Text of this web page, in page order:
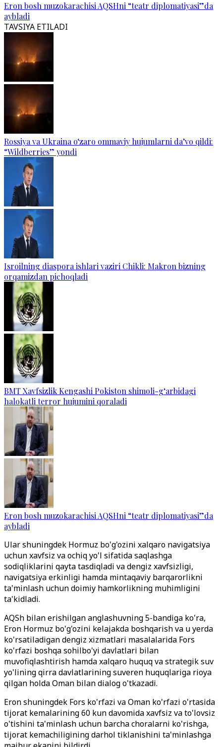
Eron bosh muzokarachisi AQSHni “teatr diplomatiyasi”da
aybladi
TAVSIYA ETILADI
Rossiya va Ukraina o‘zaro ommaviy hujumlarni da’vo qildi:
“Wildberries” yondi
Isroilning diaspora ishlari vaziri Chikli: Makron bizning
orqamizdan pichoqladi
BMT Xavfsizlik Kengashi Pokiston shimoli-g‘arbidagi
halokatli terror hujumini qoraladi
Eron bosh muzokarachisi AQSHni “teatr diplomatiyasi”da
aybladi
Ular shuningdek Hormuz bo'g'ozini xalqaro navigatsiya
uchun xavfsiz va ochiq yo'l sifatida saqlashga
sodiqliklarini qayta tasdiqladi va dengiz xavfsizligi,
navigatsiya erkinligi hamda mintaqaviy barqarorlikni
ta'minlash uchun doimiy hamkorlikning muhimligini
ta'kidladi.
AQSh bilan erishilgan anglashuvning 5-bandiga ko'ra,
Eron Hormuz bo'g'ozini kelajakda boshqarish va u yerda
ko'rsatiladigan dengiz xizmatlari masalalarida Fors
ko'rfazi boshqa sohilbo'yi davlatlari bilan
muvofiqlashtirish hamda xalqaro huquq va strategik suv
yo'lining qirra davlatlarining suveren huquqlariga rioya
qilgan holda Oman bilan dialog o'tkazadi.
Eron shuningdek Fors ko'rfazi va Oman ko'rfazi o'rtasida
tijorat kemalarining 60 kun davomida xavfsiz va to'lovsiz
o'tishini ta'minlash uchun barcha choralarni ko'rishga,
tijorat kemachiligining darhol tiklanishini ta'minlashga